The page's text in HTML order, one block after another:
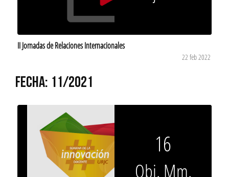
II Jornadas de Relaciones Internacionales
22 feb 2022
FECHA: 11/2021
16
Obj. Mm.